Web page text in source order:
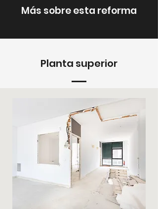
Más sobre esta reforma
Planta superior